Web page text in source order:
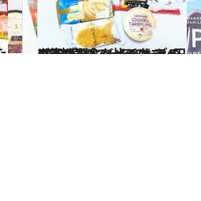
2023.6.25
3億本売れているのに64円の安さ！ シャトレーゼのアイスを食べ比べた ライターが選んだイチオシは？
グルメ